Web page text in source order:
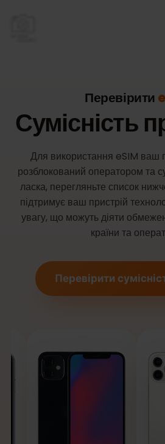
Перевірити
Сумісність
Для використання eSIM ваш
розблокований оператором та
ласка, перегляньте список
підтримує ваш пристрій
увагу, що можуть діяти
країни та
Перевірити